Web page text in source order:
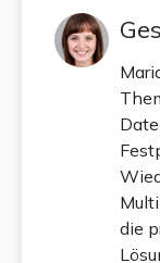
die